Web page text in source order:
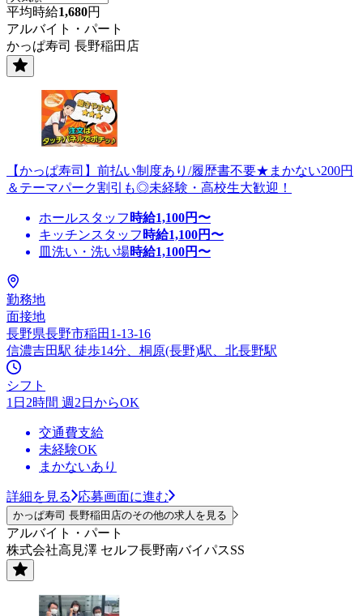
平均時給1,680円
アルバイト・パート
かっぱ寿司 長野稲田店
【かっぱ寿司】前払い制度あり/履歴書不要★まかない200円
＆テーマパーク割引も◎未経験・高校生大歓迎！
ホールスタッフ 時給1,100円〜
キッチンスタッフ 時給1,100円〜
皿洗い・洗い場時給1,100円〜
勤務地
面接地
長野県長野市稲田1-13-16
信濃吉田駅 徒歩14分、桐原(長野)駅、北長野駅
シフト
1日2時間 週2日からOK
交通費支給
未経験OK
まかないあり
詳細を見る 応募画面に進む
かっぱ寿司 長野稲田店のその他の求人を見る
アルバイト・パート
株式会社高見澤 セルフ長野南バイパスSS